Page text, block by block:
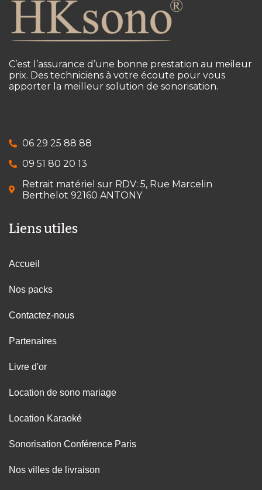
C’est l’assurance d’une bonne prestation au meileur
prix. Des techniciens à votre écoute pour vous
apporter la meilleur solution de sonorisation.
06 29 25 88 88
09 51 80 20 13
Retrait matériel sur RDV: 5, Rue Marcelin
Berthelot 92160 ANTONY
Liens utiles
Accueil
Nos packs
Contactez-nous
Partenaires
Livre d'or
Location de sono mariage
Location Karaoké
Sonorisation Conférence Paris
Nos villes de livraison